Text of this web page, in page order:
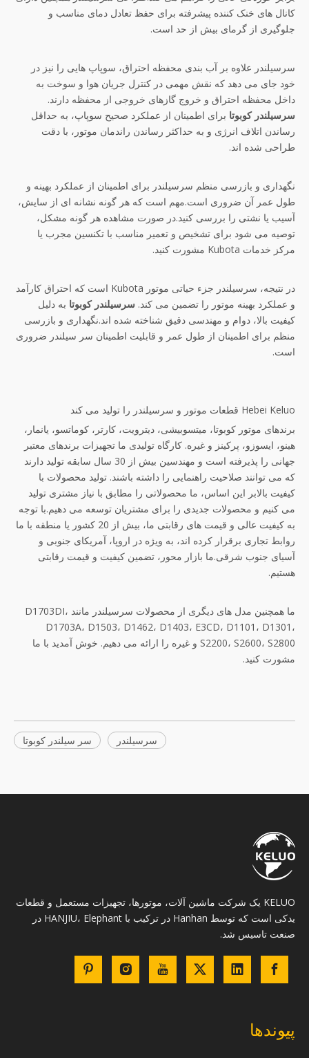
کانال های خنک کننده پیشرفته برای حفظ تعادل دمای مناسب و
جلوگیری از گرمای بیش از حد است.
سرسیلندر علاوه بر آب بندی محفظه احتراق، سوپاپ هایی را نیز در
خود جای می دهد که نقش مهمی در کنترل جریان هوا و سوخت به
داخل محفظه احتراق و خروج گازهای خروجی از محفظه دارند.
سرسیلندر کوبوتا برای اطمینان از عملکرد صحیح سوپاپ، به حداقل
رساندن اتلاف انرژی و به حداکثر رساندن راندمان موتور، با دقت
طراحی شده اند.
نگهداری و بازرسی منظم سرسیلندر برای اطمینان از عملکرد بهینه و
طول عمر آن ضروری است.مهم است که هر گونه نشانه ای از سایش،
آسیب یا نشتی را بررسی کنید.در صورت مشاهده هر گونه مشکل،
توصیه می شود برای تشخیص و تعمیر مناسب با تکنسین مجرب یا
مرکز خدمات Kubota مشورت کنید.
در نتیجه، سرسیلندر جزء حیاتی موتور Kubota است که احتراق کارآمد
و عملکرد بهینه موتور را تضمین می کند. سرسیلندر کوبوتا به دلیل
کیفیت بالا، دوام و مهندسی دقیق شناخته شده اند.نگهداری و بازرسی
منظم برای اطمینان از طول عمر و قابلیت اطمینان سر سیلندر ضروری
است.
Hebei Keluo قطعات موتور و سرسیلندر را تولید می کند
برندهای موتور کوبوتا، میتسوبیشی، دیترویت، کارتر، کوماتسو، یانمار،
هینو، ایسوزو، پرکینز و غیره. کارگاه تولیدی ما تجهیزات برندهای معتبر
جهانی را پذیرفته است و مهندسین بیش از 30 سال سابقه تولید دارند
که می توانند صلاحیت راهنمایی را داشته باشند. تولید محصولات با
کیفیت بالابر این اساس، ما محصولاتی را مطابق با نیاز مشتری تولید
می کنیم و محصولات جدیدی را برای مشتریان توسعه می دهیم.با توجه
به کیفیت عالی و قیمت های رقابتی ما، بیش از 20 کشور یا منطقه با ما
روابط تجاری برقرار کرده اند، به ویژه در اروپا، آمریکای جنوبی و
آسیای جنوب شرقی.ما بازار محور، تضمین کیفیت و قیمت رقابتی
هستیم.
ما همچنین مدل های دیگری از محصولات سرسیلندر مانند D1703DI،
D1703A، D1503، D1462، D1403، E3CD، D1101، D1301،
S2200، S2600، S2800 و غیره را ارائه می دهیم. خوش آمدید با ما
مشورت کنید.
سر سیلندر کوبوتا سرسیلندر
KELUO یک شرکت ماشین آلات، موتورها، تجهیزات مستعمل و قطعات
یدکی است که توسط Hanhan در ترکیب با HANJIU، Elephant در
صنعت تاسیس شد.
پیوندها